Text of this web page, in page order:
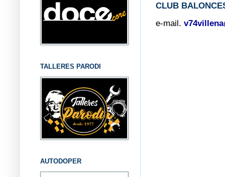
CLUB
e-mail.
TALLERES PARODI
AUTODOPER